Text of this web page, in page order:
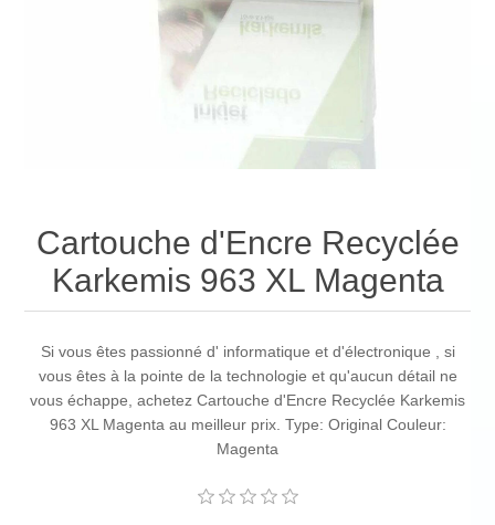
Cartouche d'Encre Recyclée
Karkemis 963 XL Magenta
Si vous êtes passionné d' informatique et d'électronique , si
vous êtes à la pointe de la technologie et qu'aucun détail ne
vous échappe, achetez Cartouche d'Encre Recyclée Karkemis
963 XL Magenta au meilleur prix. Type: Original Couleur:
Magenta